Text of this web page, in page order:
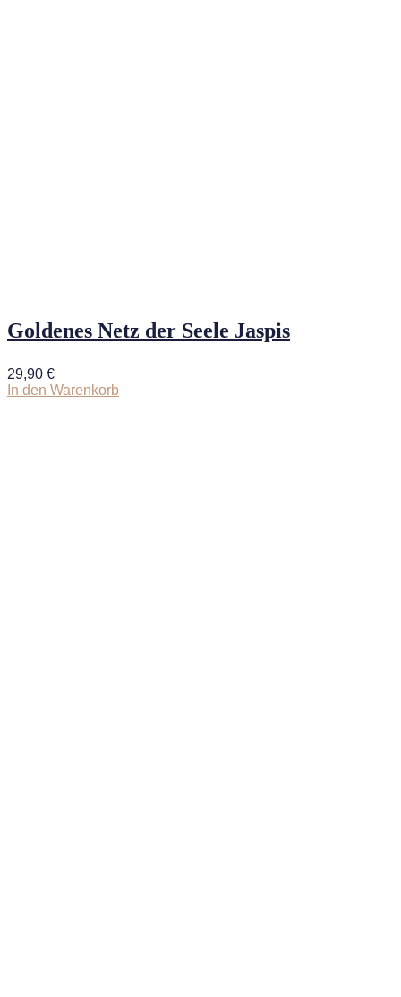
Goldenes Netz der Seele Jaspis
29,90 €
In den Warenkorb